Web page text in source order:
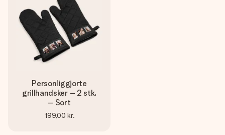
Personliggjorte
grillhandsker – 2 stk.
– Sort
199,00 kr.